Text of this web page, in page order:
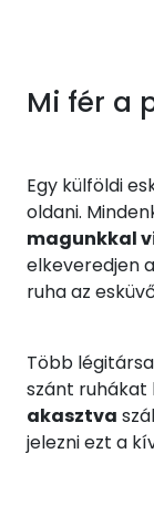
Mi fér a
Egy külföldi
oldani.
magunkkal
elkeveredjen
ruha az
Több
szánt ruhákat
akasztva
jelezni ezt a